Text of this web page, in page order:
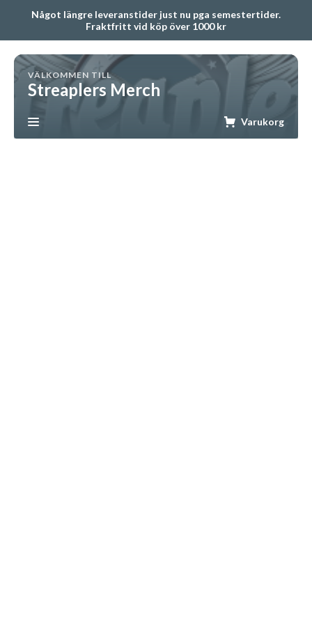
Något längre leveranstider just nu pga semestertider.
Fraktfritt vid köp över 1000 kr
VÄLKOMMEN TILL
Streaplers Merch
Varukorg